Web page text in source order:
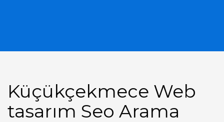
Küçükçekmece Web
tasarım Seo Arama